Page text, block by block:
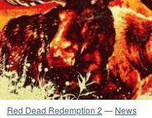
Red Dead Redemption 2 — News